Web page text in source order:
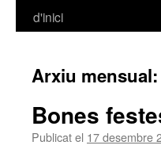
d'inici
Arxiu mensual:
Bones
Publicat el 17 desembre